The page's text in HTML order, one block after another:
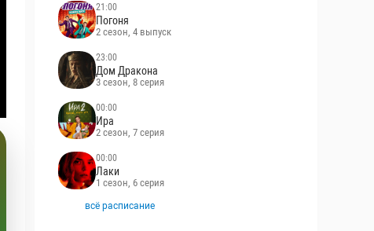
21:00
Погоня
2 сезон, 4 выпуск
23:00
Дом Дракона
3 сезон, 8 серия
00:00
Ира
2 сезон, 7 серия
00:00
Лаки
1 сезон, 6 серия
всё расписание